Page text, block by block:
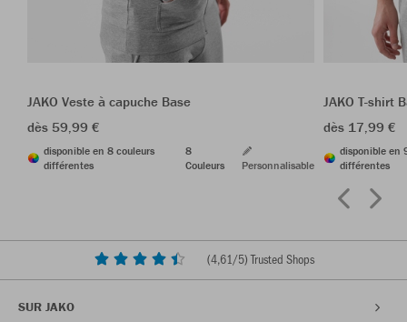
JAKO Veste à capuche Base
dès 59,99 €
disponible en 8 couleurs
différentes
8
Couleurs
Personnalisable
JAKO T-shirt
dès 17,99 €
disponible en
différentes
(4,61/5) Trusted Shops
SUR JAKO